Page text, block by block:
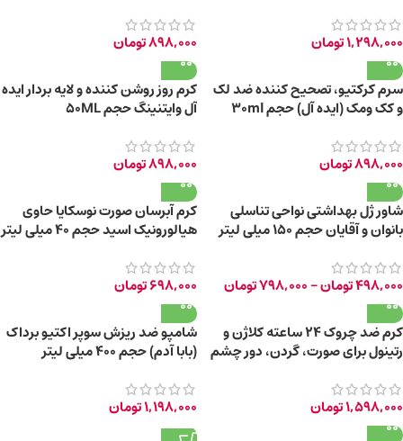
1,298,000تومان 898,000تومان
سرم کرکتیو، تصحیح کننده ضد لک
و کک ومک (ایده آل) حجم 30ml
898,000تومان
کرم روز روشن کننده و لایه بردار ایده
آل وایتنینگ حجم 50ML
898,000تومان
شاور ژل بهداشتی نواحی تناسلی
بانوان و آقایان حجم 150 میلی لیتر
498,000تومان–
798,000تومان
کرم آبرسان صورت نوسکایا حاوی
هیالورونیک اسید حجم 40 میلی لیتر
698,000تومان
کرم ضد چروک ۲۴ ساعته کلاژن و
رتینول برای صورت، گردن، دور چشم
1,598,000تومان
شامپو ضد ریزش سوپر اکتیو برداک
(بابا آدم) حجم ۴۰۰ میلی لیتر
1,198,000تومان